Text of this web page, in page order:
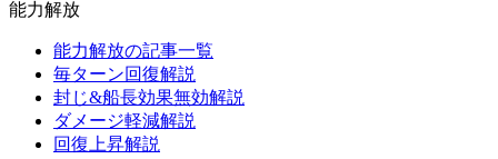
能力解放
能力解放の記事一覧
毎ターン回復解説
封じ&船長効果無効解説
ダメージ軽減解説
回復上昇解説